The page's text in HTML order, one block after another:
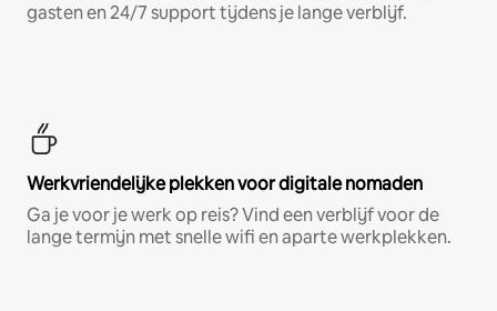
gasten en 24/7 support tijdens je lange verblijf.
Werkvriendelijke plekken voor digitale nomaden
Ga je voor je werk op reis? Vind een verblijf voor de
lange termijn met snelle wifi en aparte werkplekken.